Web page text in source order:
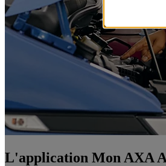
L'application Mon AXA